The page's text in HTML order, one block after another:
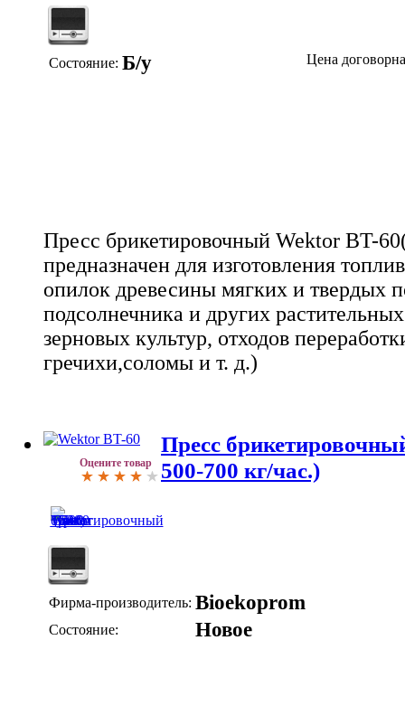
Состояние: Б/у Цена
Пресс брикетировочный Wektor BT-
предназначен для изготовления
опилок древесины мягких и твердых
подсолнечника и других
зерновых культур, отходов
гречихи,соломы и т. д.)
Оцените товар
Пресс
500-700 кг/час.)
Фирма-производитель: Bioekoprom
Состояние: Новое